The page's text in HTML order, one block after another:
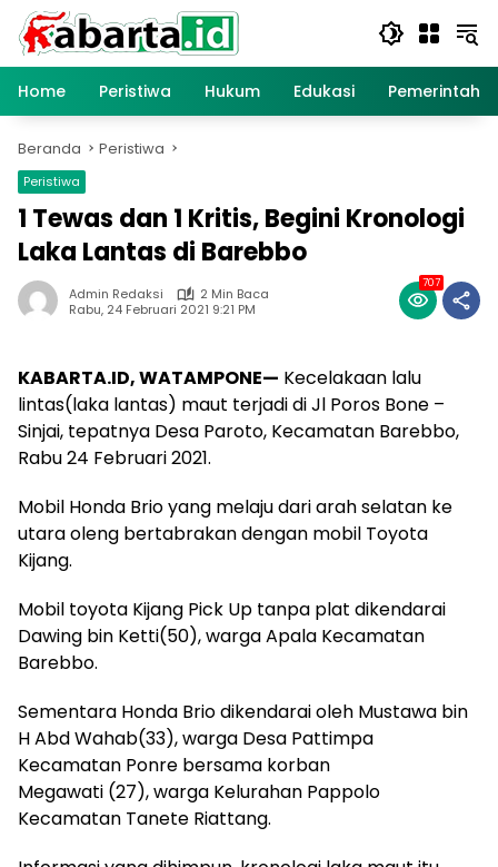
Langsung
konten
Home
Peristiwa Hukum Edukasi
Beranda Peristiwa
Peristiwa
1 Tewas dan 1 Kritis, Begini Kronologi
Laka Lantas di Barebbo
Admin Redaksi
2 Min Baca
Rabu, 24 Februari 2021 9:21 PM
707
KABARTA.ID, WATAMPONE— Kecelakaan lalu
lintas(laka lantas) maut terjadi di Jl Poros Bone –
Sinjai, tepatnya Desa Paroto, Kecamatan Barebbo,
Rabu 24 Februari 2021.
Mobil Honda Brio yang melaju dari arah selatan ke
utara oleng bertabrakan dengan mobil Toyota
Kijang.
Mobil toyota Kijang Pick Up tanpa plat dikendarai
Dawing bin Ketti(50), warga Apala Kecamatan
Barebbo.
Sementara Honda Brio dikendarai oleh Mustawa bin
H Abd Wahab(33), warga Desa Pattimpa
Kecamatan Ponre bersama korban
Megawati (27), warga Kelurahan Pappolo
Kecamatan Tanete Riattang.